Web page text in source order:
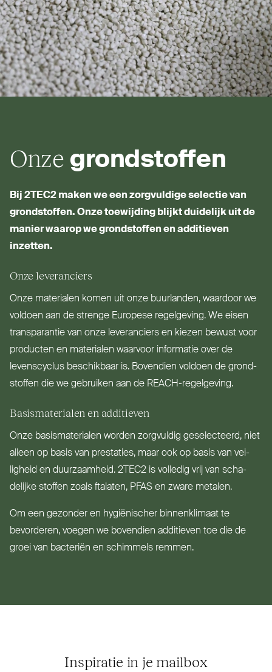
Onze grond­stoffen
Bij 2TEC2 maken we een zorg­vuldige selectie van
grond­stoffen. Onze toe­wijding blijkt duidelijk uit de
manier waarop we grond­stoffen en additieven
inzetten.
Onze leve­ranciers
Onze materialen komen uit onze buurlanden, waardoor we
voldoen aan de strenge Europese regelgeving. We eisen
trans­parantie van onze leve­ranciers en kiezen bewust voor
producten en materialen waarvoor informatie over de
levenscyclus beschikbaar is. Bovendien voldoen de grond­
stoffen die we gebruiken aan de REACH-regelgeving.
Basis­ma­terialen en additieven
Onze basis­ma­terialen worden zorgvuldig gese­lecteerd, niet
alleen op basis van prestaties, maar ook op basis van vei­
ligheid en duur­zaamheid. 2TEC2 is volledig vrij van scha­
delijke stoffen zoals ftalaten, PFAS en zware metalen.
Om een gezonder en hygi­ë­nischer bin­nen­klimaat te
bevorderen, voegen we bovendien additieven toe die de
groei van bacteriën en schimmels remmen.
Inspiratie in je mailbox